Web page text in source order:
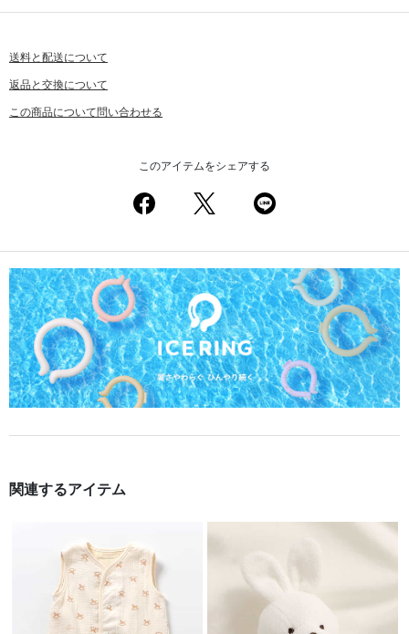
送料と配送について
返品と交換について
この商品について問い合わせる
このアイテムをシェアする
関連するアイテム